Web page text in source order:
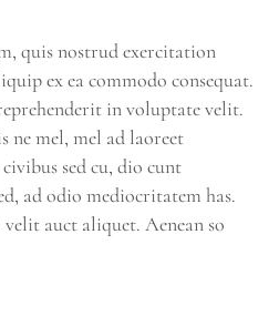
quis nostrud exercitation
ex ea commodo consequat.
in voluptate velit.
ne mel, mel ad laoreet
sed cu, dio cunt
ad odio mediocritatem has.
auct aliquet. Aenean so